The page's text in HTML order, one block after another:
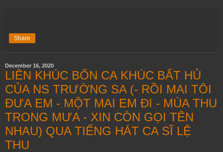
Share
December 16, 2020
LIÊN KHÚC BỐN CA KHÚC BẤT HỦ
CỦA NS TRƯỜNG SA (- RỒI MAI TÔI
ĐƯA EM - MỘT MAI EM ĐI - MÙA THU
TRONG MƯA - XIN CÒN GỌI TÊN
NHAU) QUA TIẾNG HÁT CA SĨ LỆ
THU